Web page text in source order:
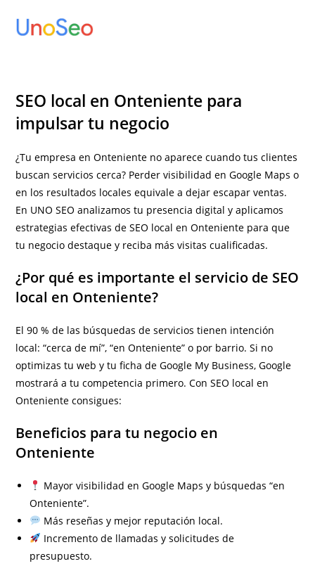
SEO local en Onteniente para
impulsar tu negocio
¿Tu empresa en Onteniente no aparece cuando tus clientes
buscan servicios cerca? Perder visibilidad en Google Maps o
en los resultados locales equivale a dejar escapar ventas.
En UNO SEO analizamos tu presencia digital y aplicamos
estrategias efectivas de SEO local en Onteniente para que
tu negocio destaque y reciba más visitas cualificadas.
¿Por qué es importante el servicio de SEO
local en Onteniente?
El 90 % de las búsquedas de servicios tienen intención
local: “cerca de mí”, “en Onteniente” o por barrio. Si no
optimizas tu web y tu ficha de Google My Business, Google
mostrará a tu competencia primero. Con SEO local en
Onteniente consigues:
Beneficios para tu negocio en
Onteniente
Mayor visibilidad en Google Maps y búsquedas “en
Onteniente”.
Más reseñas y mejor reputación local.
Incremento de llamadas y solicitudes de
presupuesto.